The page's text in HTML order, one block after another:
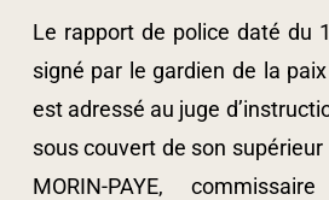
Le rapport de police daté du
signé par le gardien de la paix
est adressé au juge
sous couvert de son
MORIN-PAYE,